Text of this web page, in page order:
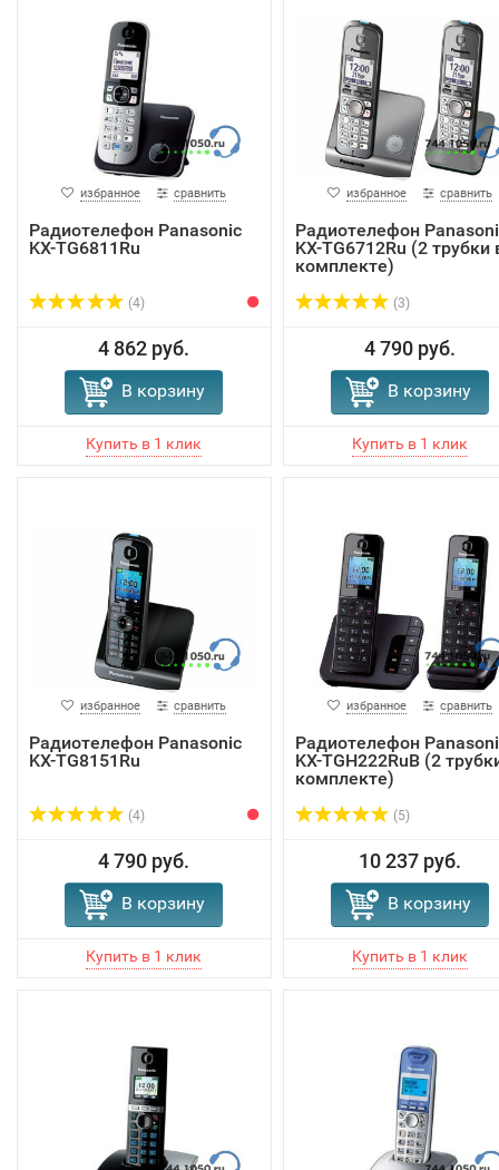
избранное сравнить
Радиотелефон Panasonic
KX-TG6811Ru
(4)
4 862 руб.
В корзину
избранное сравнить
Радиотелефон
KX-TG6712Ru (2 трубки
комплекте)
(3)
4 790 руб.
В корзину
избранное сравнить
Радиотелефон Panasonic
KX-TG8151Ru
(4)
4 790 руб.
В корзину
избранное сравнить
Радиотелефон
KX-TGH222RuB (2
комплекте)
(5)
10 237 руб.
В корзину